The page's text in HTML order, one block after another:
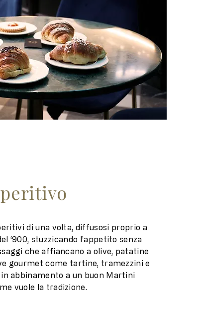
di una volta, diffusosi proprio a
‘900, stuzzicando l’appetito senza
che affiancano a olive, patatine
gourmet come tartine, tramezzini e
abbinamento a un buon Martini
vuole la tradizione.